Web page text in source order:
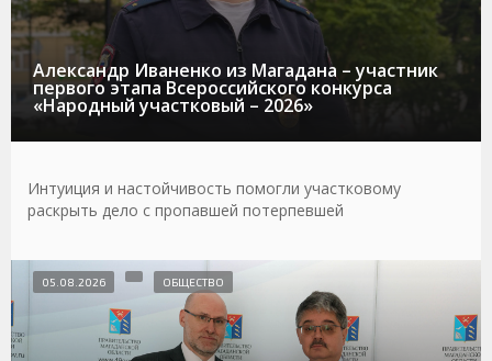
Александр Иваненко из Магадана – участник
первого этапа Всероссийского конкурса
«Народный участковый – 2026»
Интуиция и настойчивость помогли участковому
раскрыть дело с пропавшей потерпевшей
05.08.2026 ОБЩЕСТВО